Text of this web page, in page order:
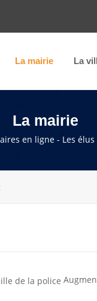
La mairie La
La mairie
en ligne - Les